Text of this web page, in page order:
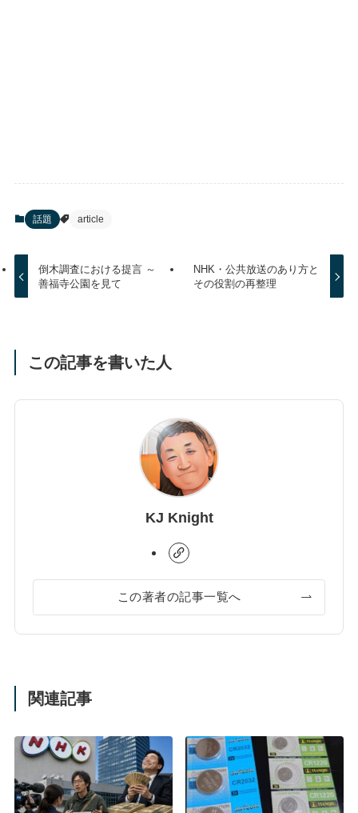
話題 article
倒木調査における提言 ～
善福寺公園を見て
NHK・公共放送のあり方と
その役割の再整理
この記事を書いた人
KJ Knight
この著者の記事一覧へ
関連記事